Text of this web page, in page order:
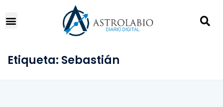
Etiqueta: Sebastián